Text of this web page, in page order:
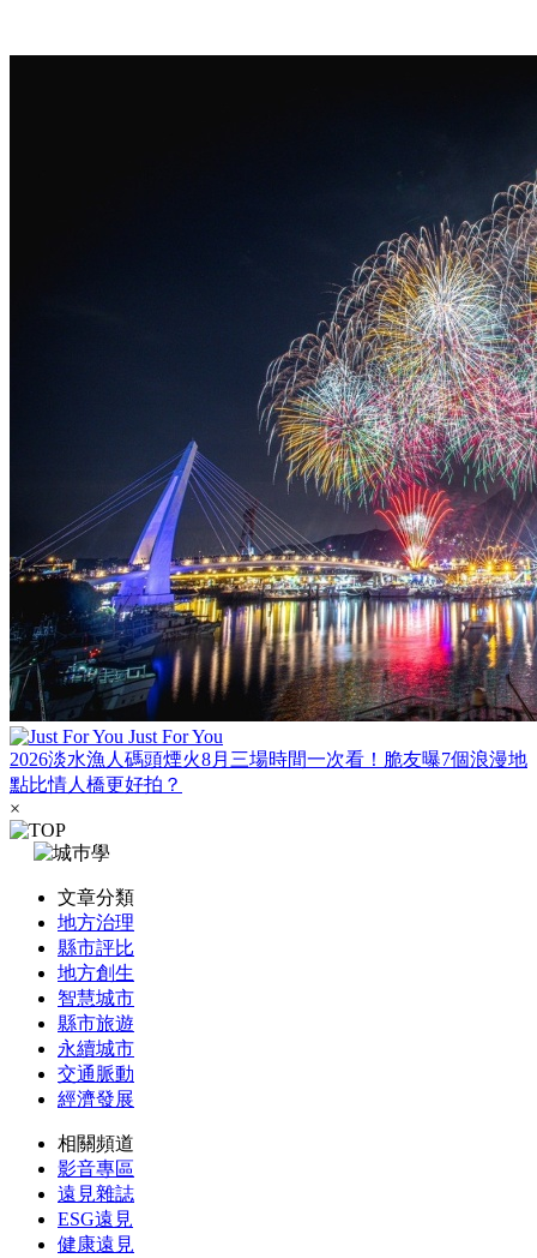
Just For You
2026淡水漁人碼頭煙火8月三場時間一次看！脆友曝7個浪漫地
點比情人橋更好拍？
×
文章分類
地方治理
縣市評比
地方創生
智慧城市
縣市旅遊
永續城市
交通脈動
經濟發展
相關頻道
影音專區
遠見雜誌
ESG遠見
健康遠見